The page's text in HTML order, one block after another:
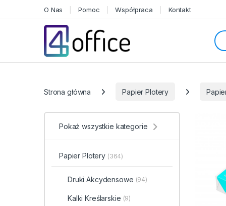
O Nas Pomoc Współpraca Kontakt
Strona główna Papier Plotery
Pokaż wszystkie kategorie
Papier Plotery (364)
Druki Akcydensowe (94)
Kalki Kreślarskie (9)